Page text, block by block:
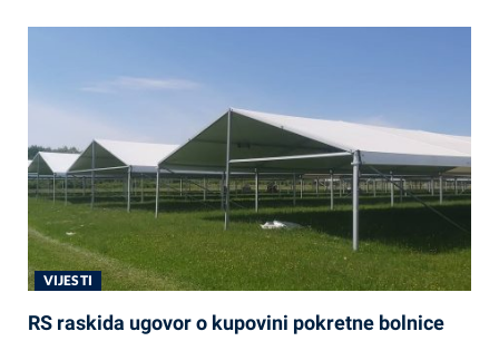
VIJESTI
RS raskida ugovor o kupovini pokretne bolnice